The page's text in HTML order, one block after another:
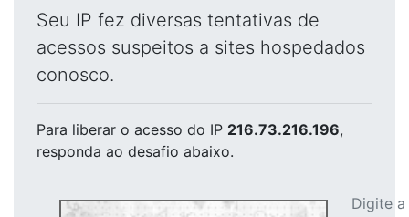
Seu IP fez diversas tentativas de
acessos suspeitos a sites hospedados
conosco.
Para liberar o acesso do IP 216.73.216.196,
responda ao desafio abaixo.
Digite